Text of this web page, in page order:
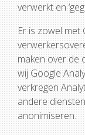
verwerkt en
Er is zowel met
maken over de
wij Google
verkregen
andere
anonimiseren.